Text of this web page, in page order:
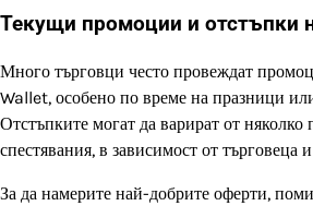
Текущи промоции и отстъпки
Много търговци често провеждат
Wallet, особено по време на празници
Отстъпките могат да варират от няколко
спестявания, в зависимост от търговеца
За да намерите най-добрите оферти,